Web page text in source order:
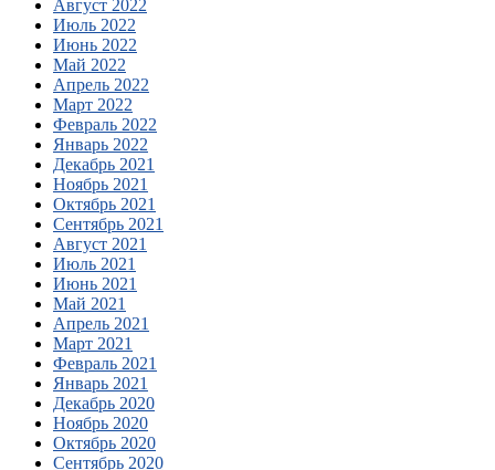
Август 2022
Июль 2022
Июнь 2022
Май 2022
Апрель 2022
Март 2022
Февраль 2022
Январь 2022
Декабрь 2021
Ноябрь 2021
Октябрь 2021
Сентябрь 2021
Август 2021
Июль 2021
Июнь 2021
Май 2021
Апрель 2021
Март 2021
Февраль 2021
Январь 2021
Декабрь 2020
Ноябрь 2020
Октябрь 2020
Сентябрь 2020